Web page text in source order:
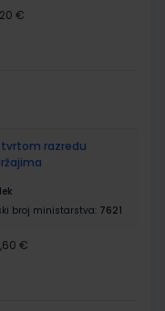
€
razredu
broj ministarstva: 7621
€